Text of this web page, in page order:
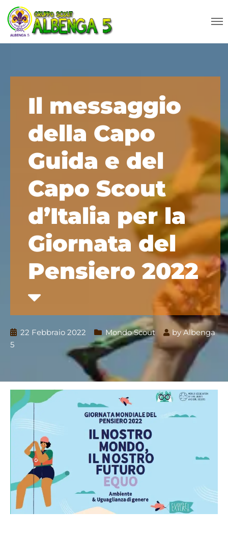
Il messaggio
della Capo
Guida e del
Capo Scout
d’Italia per la
Giornata del
Pensiero 2022
22 Febbraio 2022 Mondo Scout byAlbenga
5